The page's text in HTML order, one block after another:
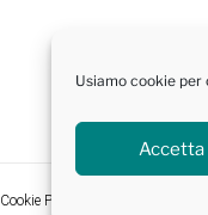
Usiamo cookie
Accetta
Cookie Policy